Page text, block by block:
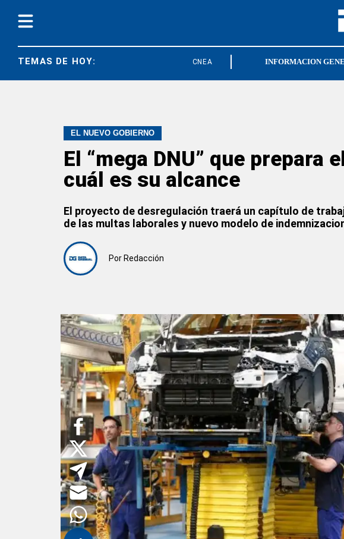
TEMAS DE HOY: CNEA FRESU
INFORMACION
EL NUEVO GOBIERNO
El “mega DNU” que
cuál es su alcance
El proyecto de desregulación traerá un capítulo de
de las multas laborales y nuevo modelo de
Por Redacción